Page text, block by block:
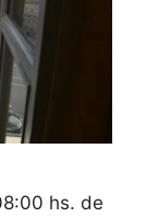
hs. de